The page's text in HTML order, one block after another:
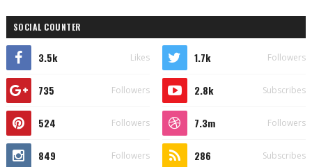
SOCIAL COUNTER
3.5k Likes 1.7k Followers
735 Followers 2.8k Subscribes
524 Followers 7.3m Followers
849 Followers 286 Subscribes